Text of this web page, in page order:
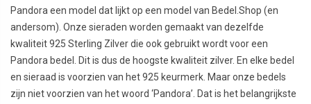
Pandora een model dat lijkt op een model van Bedel.Shop (en
andersom). Onze sieraden worden gemaakt van dezelfde
kwaliteit 925 Sterling Zilver die ook gebruikt wordt voor een
Pandora bedel. Dit is dus de hoogste kwaliteit zilver. En elke bedel
en sieraad is voorzien van het 925 keurmerk. Maar onze bedels
zijn niet voorzien van het woord ‘Pandora’. Dat is het belangrijkste